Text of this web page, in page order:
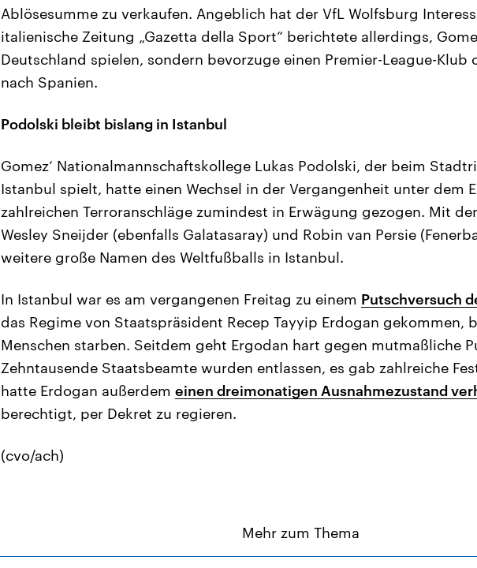
Ablösesumme zu verkaufen. Angeblich hat der VfL Wolfsburg
italienische Zeitung „Gazetta della Sport“ berichtete allerdings,
Deutschland spielen, sondern bevorzuge einen Premier-League-Klub
nach Spanien.
Podolski bleibt bislang in Istanbul
Gomez‘ Nationalmannschaftskollege Lukas Podolski, der beim
Istanbul spielt, hatte einen Wechsel in der Vergangenheit unter dem
zahlreichen Terroranschläge zumindest in Erwägung gezogen. Mit
Wesley Sneijder (ebenfalls Galatasaray) und Robin van Persie
weitere große Namen des Weltfußballs in Istanbul.
In Istanbul war es am vergangenen Freitag zu einem Putschversuch
das Regime von Staatspräsident Recep Tayyip Erdogan gekommen,
Menschen starben. Seitdem geht Ergodan hart gegen mutmaßliche
Zehntausende Staatsbeamte wurden entlassen, es gab zahlreiche
hatte Erdogan außerdem einen dreimonatigen Ausnahmezustand
berechtigt, per Dekret zu regieren.
(cvo/ach)
Mehr zum Thema